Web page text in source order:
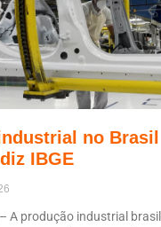
no
IBGE
A produção industrial